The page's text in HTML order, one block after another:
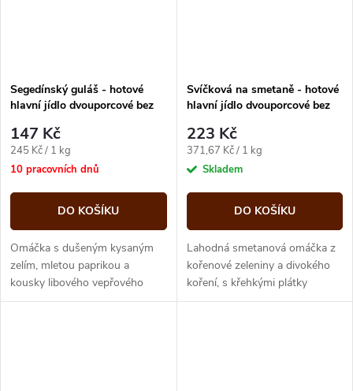
Segedínský guláš - hotové
hlavní jídlo dvouporcové bez
147 Kč
Měrná
cena:
245 Kč / 1 kg
10 pracovních dnů
DO KOŠÍKU
Omáčka s dušeným kysaným
zelím, mletou paprikou a
kousky libového vepřového
masa, zjemněná smetanou.
Svíčková na smetaně - hotové
hlavní jídlo dvouporcové bez
223 Kč
Měrná
cena:
371,67 Kč / 1 kg
Skladem
DO KOŠÍKU
Lahodná smetanová omáčka z
kořenové zeleniny a divokého
koření, s křehkými plátky
zadního hovězího masa